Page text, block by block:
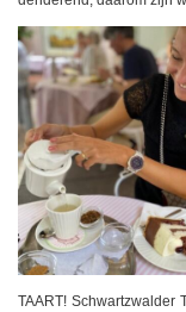
TAART! Schwartzwalder